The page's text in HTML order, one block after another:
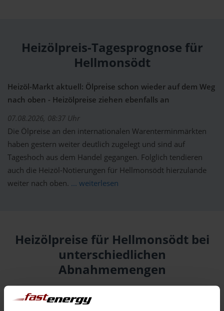
Heizölpreis-Tagesprognose für
Hellmonsödt
Heizöl-Markt aktuell: Ölpreise schon wieder auf dem Weg
nach oben - Heizölpreise ziehen ebenfalls an
07.08.2026, 08:37 Uhr
Die Ölpreise an den internationalen Warenterminmärkten
haben gestern weiter deutlich zugelegt und sind auf
Tageshoch aus dem Handel gegangen. Folglich tendieren
auch die Heizöl-Notierungen für Hellmonsödt hierzulande
weiter nach oben. ... weiterlesen
Heizölpreise für Hellmonsödt bei
unterschiedlichen
Abnahmemengen
Menge